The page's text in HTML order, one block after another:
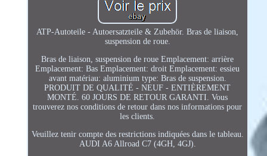
ATP-Autoteile - Autoersatzteile & Zubehör. Bras de liaison,
suspension de roue.
Bras de liaison, suspension de roue Emplacement: arrière
Emplacement: Bas Emplacement: droit Emplacement: essieu
avant matériau: aluminium type: Bras de suspension.
PRODUIT DE QUALITÉ - NEUF - ENTIÈREMENT
MONTÉ. 60 JOURS DE RETOUR GARANTI. Vous
trouverez nos conditions de retour dans nos informations pour
les clients.
Veuillez tenir compte des restrictions indiquées dans le tableau.
AUDI A6 Allroad C7 (4GH, 4GJ).